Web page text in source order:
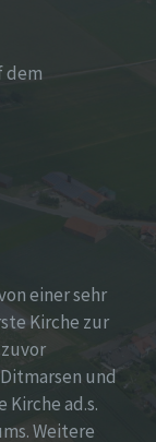
dem
einer sehr
Kirche zur
und
Kirche ad.s.
Weitere